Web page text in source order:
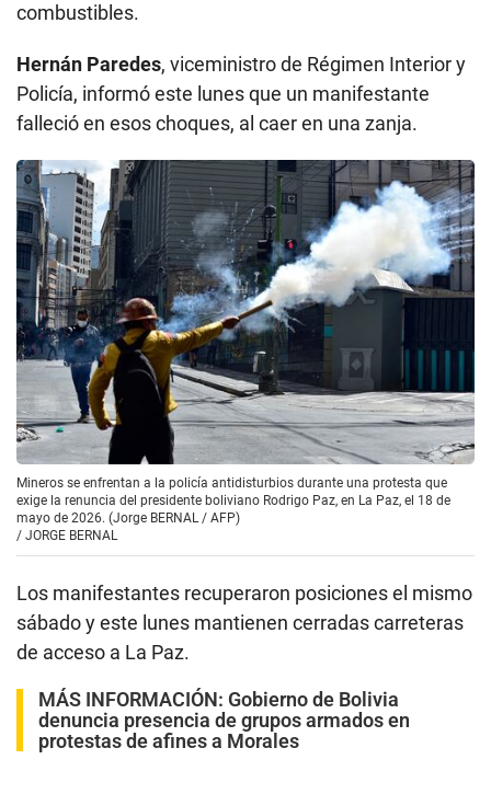
combustibles.
Hernán Paredes, viceministro de Régimen Interior y
Policía, informó este lunes que un manifestante
falleció en esos choques, al caer en una zanja.
Mineros se enfrentan a la policía antidisturbios durante una protesta que
exige la renuncia del presidente boliviano Rodrigo Paz, en La Paz, el 18 de
mayo de 2026. (Jorge BERNAL / AFP)
/ JORGE BERNAL
Los manifestantes recuperaron posiciones el mismo
sábado y este lunes mantienen cerradas carreteras
de acceso a La Paz.
MÁS INFORMACIÓN: Gobierno de Bolivia
denuncia presencia de grupos armados en
protestas de afines a Morales